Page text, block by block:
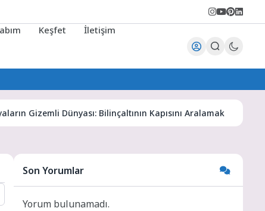
Keşfet İletişim
Gizemli Dünyası: Bilinçaltının Kapısını Aralamak
Son Yorumlar
Yorum bulunamadı.